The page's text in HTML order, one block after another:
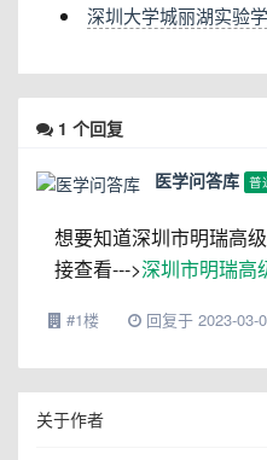
深圳大学城丽湖实验
1 个回复
医学问答库 普
想要知道深圳市明瑞高
接查看--->深圳市明瑞高
#1楼 回复于 2023-03-
关于作者